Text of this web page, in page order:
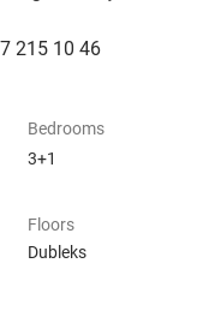
215 10 46
Bedrooms
3+1
Floors
Dubleks